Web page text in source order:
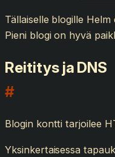
Tällaiselle blogille
Pieni blogi on hyvä
Reititys ja DNS
#
Blogin kontti tarjoilee
Yksinkertaisessa